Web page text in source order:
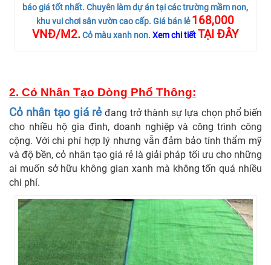
báo giá tốt nhất. Chuyên làm dự án tại các trường mầm non,
khu vui chơi sân vườn cao cấp. Giá bán lẻ168,000
VNĐ/M2.Cỏ màu xanh non.Xem chi tiết TẠI ĐÂY
2. Cỏ Nhân Tạo Dòng Phổ Thông:
Cỏ nhân tạo giá rẻ đang trở thành sự lựa chọn phổ biến
cho nhiều hộ gia đình, doanh nghiệp và công trình công
cộng. Với chi phí hợp lý nhưng vẫn đảm bảo tính thẩm mỹ
và độ bền, cỏ nhân tạo giá rẻ là giải pháp tối ưu cho những
ai muốn sở hữu không gian xanh mà không tốn quá nhiều
chi phí.